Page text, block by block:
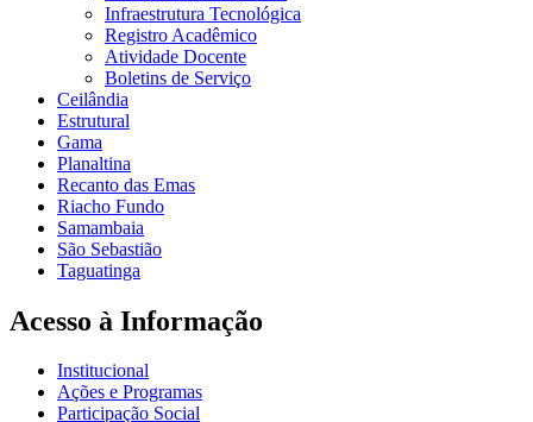
Infraestrutura Tecnológica
Registro Acadêmico
Atividade Docente
Boletins de Serviço
Ceilândia
Estrutural
Gama
Planaltina
Recanto das Emas
Riacho Fundo
Samambaia
São Sebastião
Taguatinga
Acesso à Informação
Institucional
Ações e Programas
Participação Social